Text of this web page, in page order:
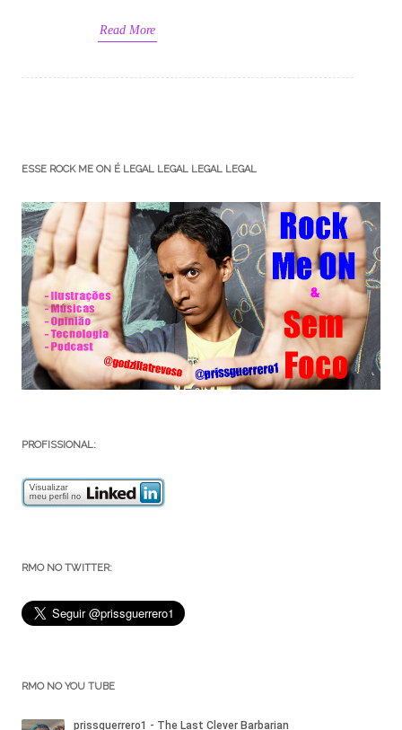
Read More
ESSE ROCK ME ON É LEGAL LEGAL LEGAL LEGAL
PROFISSIONAL:
RMO NO TWITTER:
RMO NO YOU TUBE